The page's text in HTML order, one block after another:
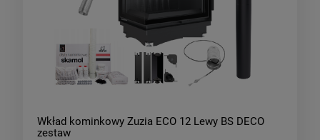
Wkład kominkowy Zuzia ECO 12 Lewy BS DECO
zestaw